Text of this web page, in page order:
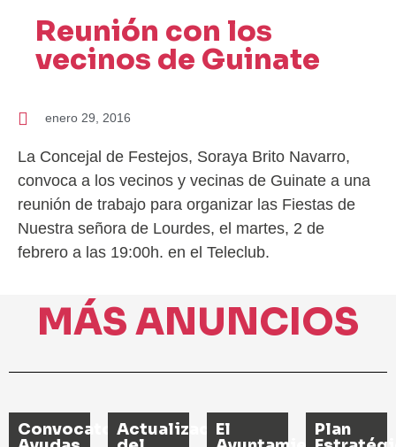
Reunión con los
vecinos de Guinate
enero 29, 2016
La Concejal de Festejos, Soraya Brito Navarro,
convoca a los vecinos y vecinas de Guinate a una
reunión de trabajo para organizar las Fiestas de
Nuestra señora de Lourdes, el martes, 2 de
febrero a las 19:00h. en el Teleclub.
MÁS ANUNCIOS
ConvocatoriaActualización
El
Plan